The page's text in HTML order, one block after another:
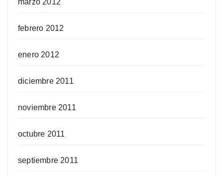
febrero 2012
enero 2012
diciembre 2011
noviembre 2011
octubre 2011
septiembre 2011